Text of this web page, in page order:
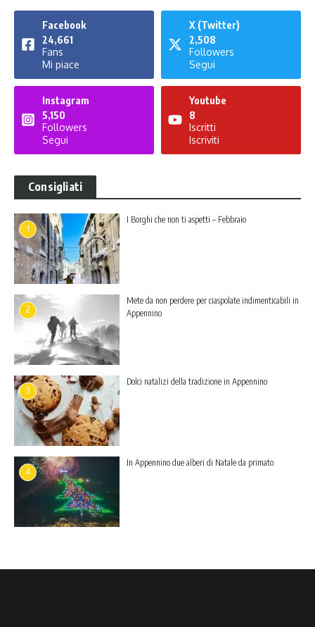
Facebook
24,661
Fans
Mi piace
X (Twitter)
2,508
Followers
Segui
Instagram
5,150
Followers
Segui
Youtube
8
Iscritti
Iscriviti
Consigliati
1
I Borghi che non ti aspetti – Febbraio
2
Mete da non perdere per ciaspolate indimenticabili in
Appennino
3
Dolci natalizi della tradizione in Appennino
4
In Appennino due alberi di Natale da primato